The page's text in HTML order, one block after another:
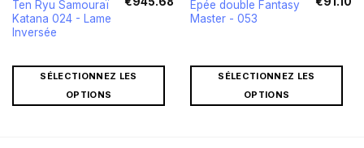
Ten Ryu Samouraï
Katana 024 - Lame
Inversée
prix
actuel
SÉLECTIONNEZ LES
OPTIONS
Épée double Fantasy
Master - 053
SÉLECTIONNEZ LES
OPTIONS
: